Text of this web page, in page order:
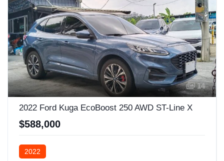
14
2022 Ford Kuga EcoBoost 250 AWD ST-Line X
$588,000
2022